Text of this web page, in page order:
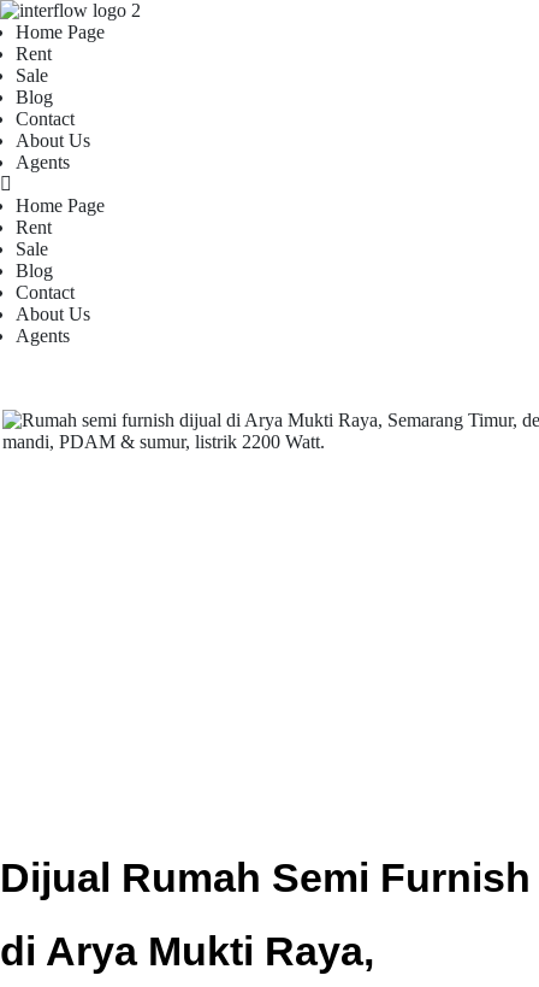
Home Page
Rent
Sale
Blog
Contact
About Us
Agents
Home Page
Rent
Sale
Blog
Contact
About Us
Agents
Dijual Rumah Semi Furnish
di Arya Mukti Raya,